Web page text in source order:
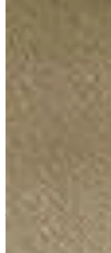
19 juillet
Transformer de
de verdure
jardins, mais
Utiliser des